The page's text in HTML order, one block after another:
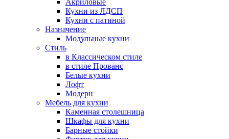
Акриловые
Кухни из ЛДСП
Кухни с патиной
Назначение
Модульные кухни
Стиль
в Классическом стиле
в стиле Прованс
Белые кухни
Лофт
Модерн
Мебель для кухни
Каменная столешница
Шкафы для кухни
Барные стойки